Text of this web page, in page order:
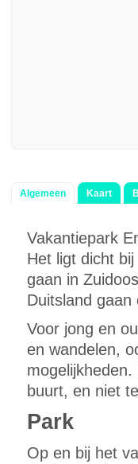
Algemeen Kaart
Vakantiepark
Het ligt dicht
gaan in
Duitsland
Voor jong en
en wandelen,
buurt, en niet
Park
Op en bij het